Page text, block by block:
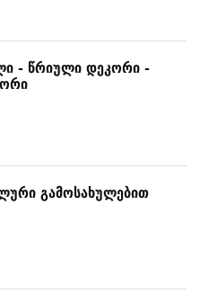
- წრიული დეკორი -
გამოსახულებით